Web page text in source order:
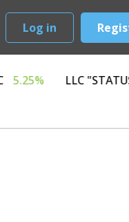
Log in
CJSC 5.25%